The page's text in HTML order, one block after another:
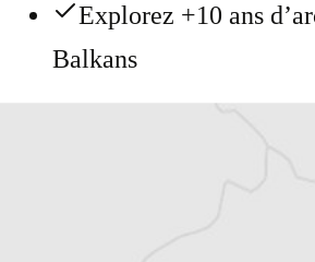
Explorez +10 ans
Balkans